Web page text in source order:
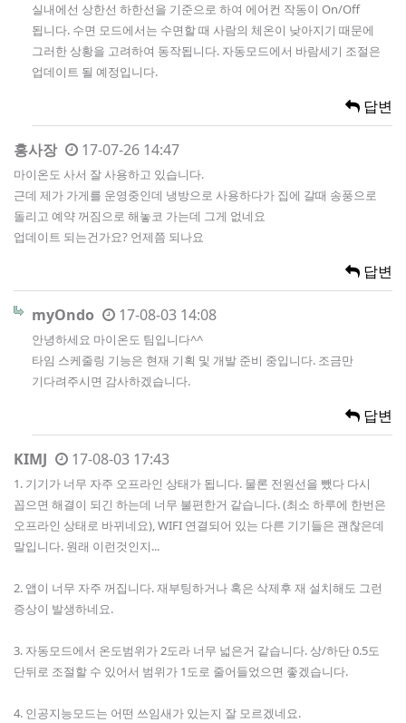
실내에선 상한선 하한선을 기준으로 하여 에어컨 작동이 On/Off
됩니다. 수면 모드에서는 수면할 때 사람의 체온이 낮아지기 때문에
그러한 상황을 고려하여 동작됩니다. 자동모드에서 바람세기 조절은
업데이트 될 예정입니다.
답변
홍사장 17-07-26 14:47
마이온도 사서 잘 사용하고 있습니다.
근데 제가 가게를 운영중인데 냉방으로 사용하다가 집에 갈때 송풍으로
돌리고 예약 꺼짐으로 해놓코 가는데 그게 없네요
업데이트 되는건가요? 언제쯤 되나요
답변
myOndo 17-08-03 14:08
안녕하세요 마이온도 팀입니다^^
타임 스케줄링 기능은 현재 기획 및 개발 준비 중입니다. 조금만
기다려주시면 감사하겠습니다.
답변
KIMJ 17-08-03 17:43
1. 기기가 너무 자주 오프라인 상태가 됩니다. 물론 전원선을 뺐다 다시
꼽으면 해결이 되긴 하는데 너무 불편한거 같습니다. (최소 하루에 한번은
오프라인 상태로 바뀌네요), WIFI 연결되어 있는 다른 기기들은 괜찮은데
말입니다. 원래 이런것인지...
2. 앱이 너무 자주 꺼집니다. 재부팅하거나 혹은 삭제후 재 설치해도 그런
증상이 발생하네요.
3. 자동모드에서 온도범위가 2도라 너무 넓은거 같습니다. 상/하단 0.5도
단뒤로 조절할 수 있어서 범위가 1도로 줄어들었으면 좋겠습니다.
4. 인공지능모드는 어떤 쓰임새가 있는지 잘 모르겠네요.